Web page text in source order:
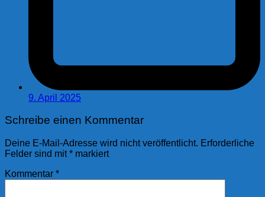
9. April 2025
Schreibe einen Kommentar
Deine E-Mail-Adresse wird nicht veröffentlicht. Erforderliche
Felder sind mit* markiert
Kommentar *